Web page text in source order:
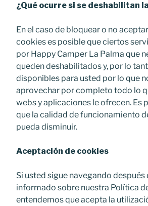
¿Qué ocurre si se deshabilitan
En el caso de bloquear o no
cookies es posible que ciertos
por Happy Camper La Palma que
queden deshabilitados y, por lo
disponibles para usted por lo que
aprovechar por completo todo lo
webs y aplicaciones le ofrecen. Es
que la calidad de funcionamiento
pueda disminuir.
Aceptación de cookies
Si usted sigue navegando después
informado sobre nuestra Política
entendemos que acepta la